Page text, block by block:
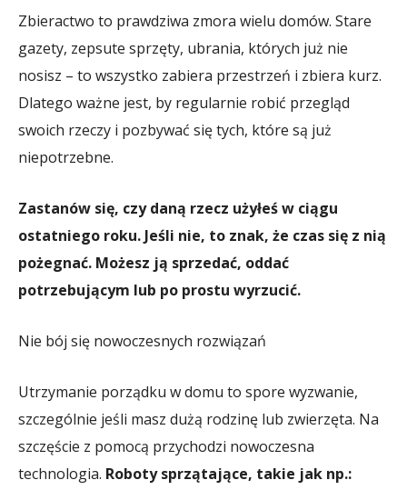
Zbieractwo to prawdziwa zmora wielu domów. Stare
gazety, zepsute sprzęty, ubrania, których już nie
nosisz – to wszystko zabiera przestrzeń i zbiera kurz.
Dlatego ważne jest, by regularnie robić przegląd
swoich rzeczy i pozbywać się tych, które są już
niepotrzebne.
Zastanów się, czy daną rzecz użyłeś w ciągu
ostatniego roku. Jeśli nie, to znak, że czas się z nią
pożegnać. Możesz ją sprzedać, oddać
potrzebującym lub po prostu wyrzucić.
Nie bój się nowoczesnych rozwiązań
Utrzymanie porządku w domu to spore wyzwanie,
szczególnie jeśli masz dużą rodzinę lub zwierzęta. Na
szczęście z pomocą przychodzi nowoczesna
technologia. Roboty sprzątające, takie jak np.: